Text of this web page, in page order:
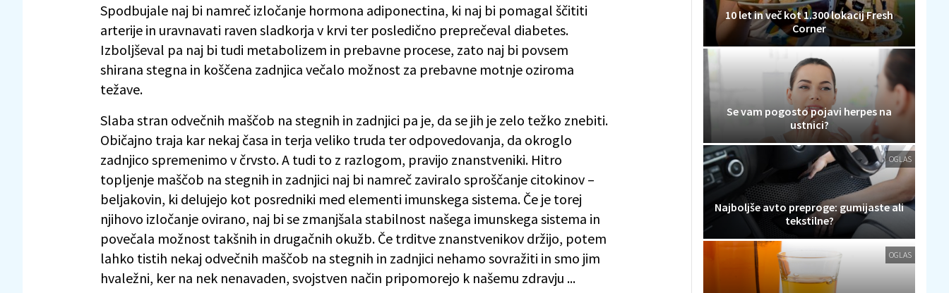
Spodbujale naj bi namreč izločanje hormona adiponectina, ki naj bi pomagal ščititi
arterije in uravnavati raven sladkorja v krvi ter posledično preprečeval diabetes.
Izboljševal pa naj bi tudi metabolizem in prebavne procese, zato naj bi povsem
shirana stegna in koščena zadnjica večalo možnost za prebavne motnje oziroma
težave.
Slaba stran odvečnih maščob na stegnih in zadnjici pa je, da se jih je zelo težko znebiti.
Običajno traja kar nekaj časa in terja veliko truda ter odpovedovanja, da okroglo
zadnjico spremenimo v črvsto. A tudi to z razlogom, pravijo znanstveniki. Hitro
topljenje maščob na stegnih in zadnjici naj bi namreč zaviralo sproščanje citokinov –
beljakovin, ki delujejo kot posredniki med elementi imunskega sistema. Če je torej
njihovo izločanje ovirano, naj bi se zmanjšala stabilnost našega imunskega sistema in
povečala možnost takšnih in drugačnih okužb. Če trditve znanstvenikov držijo, potem
lahko tistih nekaj odvečnih maščob na stegnih in zadnjici nehamo sovražiti in smo jim
hvaležni, ker na nek nenavaden, svojstven način pripomorejo k našemu zdravju ...
10 let in več kot 1.300 lokacij Fresh
Corner
Se vam pogosto pojavi herpes na
ustnici?
OGLAS
Najboljše avto preproge: gumijaste ali
tekstilne?
OGLAS